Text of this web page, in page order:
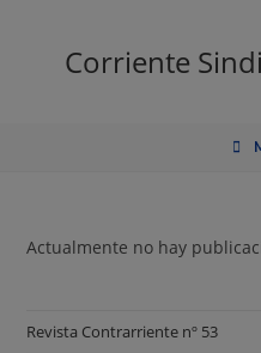
Corriente
Actualmente no hay
Revista Contrarriente nº 53